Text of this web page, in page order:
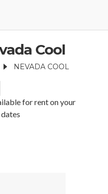
Cool
NEVADA COOL
for rent on your